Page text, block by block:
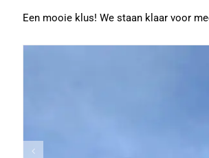
Een mooie klus! We staan klaar voor